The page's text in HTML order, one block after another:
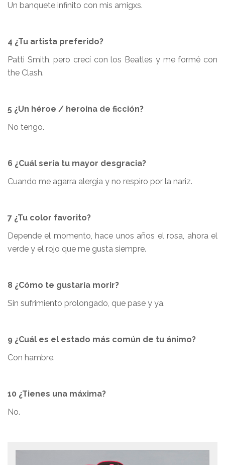
Un banquete infinito con mis amigxs.
4 ¿Tu artista preferido?
Patti Smith, pero crecí con los Beatles y me formé con
the Clash.
5 ¿Un héroe / heroína de ficción?
No tengo.
6 ¿Cuál sería tu mayor desgracia?
Cuando me agarra alergia y no respiro por la nariz.
7 ¿Tu color favorito?
Depende el momento, hace unos años el rosa, ahora el
verde y el rojo que me gusta siempre.
8 ¿Cómo te gustaría morir?
Sin sufrimiento prolongado, que pase y ya.
9 ¿Cuál es el estado más común de tu ánimo?
Con hambre.
10 ¿Tienes una máxima?
No.